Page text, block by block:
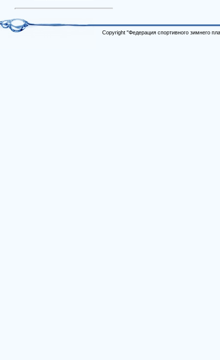
Copyright "Федерация спортивного зимнего